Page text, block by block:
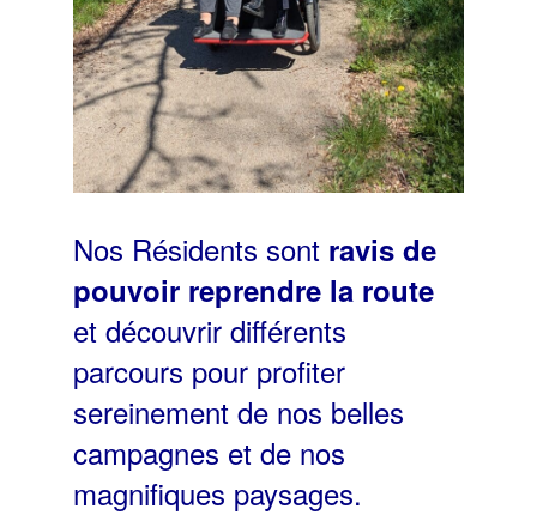
Nos Résidents sont ravis de
pouvoir reprendre la route
et découvrir différents
parcours pour profiter
sereinement de nos belles
campagnes et de nos
magnifiques paysages.